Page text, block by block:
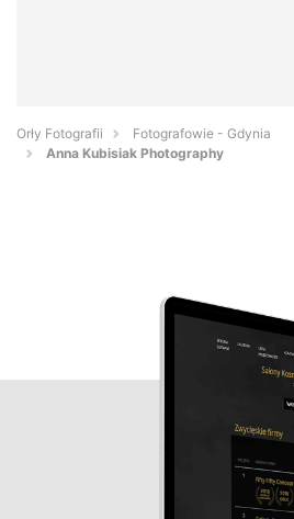
Orły Fotografii
Fotografowie - Gdynia
Anna Kubisiak Photography